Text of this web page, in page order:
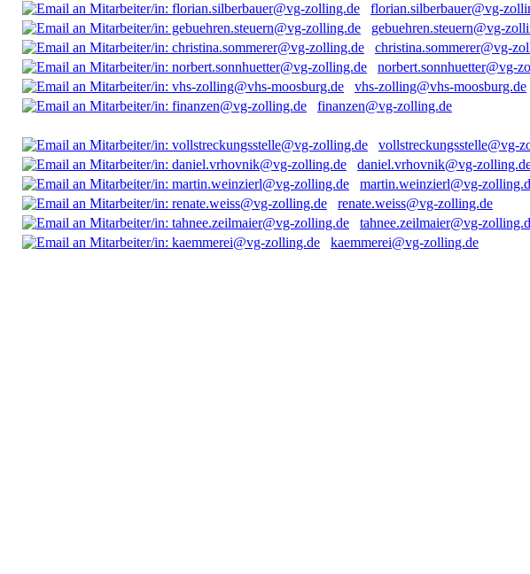
florian.silberbauer@vg-
gebuehren.steuern@vg-
christina.sommerer@vg-
norbert.sonnhuetter@vg-
vhs-zolling@vhs-moosburg.de
finanzen@vg-zolling.de
vollstreckungsstelle@vg-
daniel.vrhovnik@vg-
martin.weinzierl@vg-
renate.weiss@vg-zolling.de
tahnee.zeilmaier@vg-
kaemmerei@vg-zolling.de